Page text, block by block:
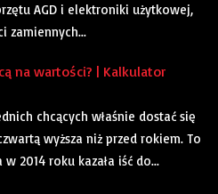
AGD i elektroniki użytkowej,
zamiennych...
na wartości? | Kalkulator
chcących właśnie dostać się
wyższa niż przed rokiem. To
2014 roku kazała iść do...